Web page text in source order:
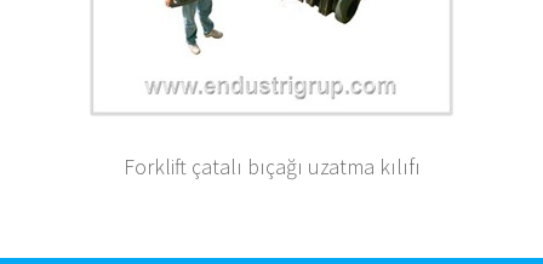
Forklift çatalı bıçağı uzatma kılıfı